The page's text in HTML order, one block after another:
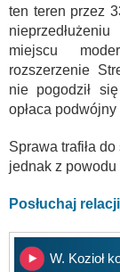
ten teren przez
miejscu
rozszerzenie
nie pogodził
opłaca podwójny
Sprawa trafiła
jednak z powodu
Posłuchaj
W. Kozioł